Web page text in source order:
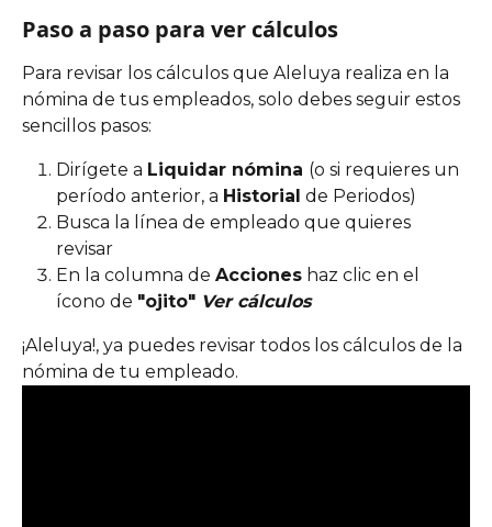
Paso a paso para ver cálculos
Para revisar los cálculos que Aleluya realiza en la
nómina de tus empleados, solo debes seguir estos
sencillos pasos:
Dirígete a Liquidar nómina (o si requieres un
período anterior, a Historial de Periodos)
Busca la línea de empleado que quieres
revisar
En la columna de Acciones haz clic en el
ícono de "ojito" Ver cálculos
¡Aleluya!, ya puedes revisar todos los cálculos de la
nómina de tu empleado.